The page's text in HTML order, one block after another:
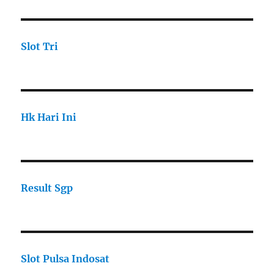
Slot Tri
Hk Hari Ini
Result Sgp
Slot Pulsa Indosat